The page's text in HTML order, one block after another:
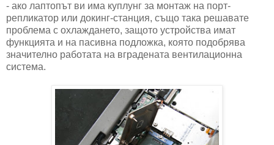
- ако лаптопът ви има куплунг за монтаж на порт-
репликатор или докинг-станция, също така решавате
проблема с охлаждането, защото устройства имат
функцията и на пасивна подложка, която подобрява
значително работата на вградената вентилационна
система.